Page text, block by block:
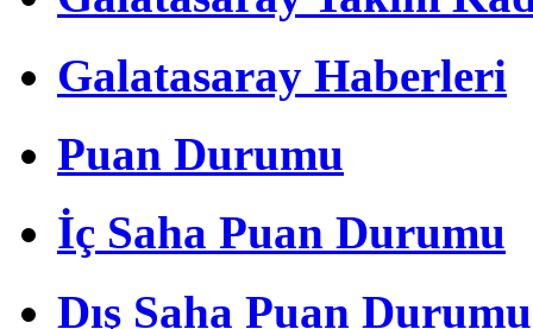
Galatasaray Haberleri
Puan Durumu
İç Saha Puan Durumu
Dış Saha Puan Durumu